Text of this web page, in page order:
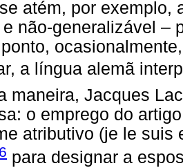
atém, por exemplo,
e não-generalizável –
a língua alemã
maneira, Jacques
o emprego do
atributivo (je le suis
6 para designar a